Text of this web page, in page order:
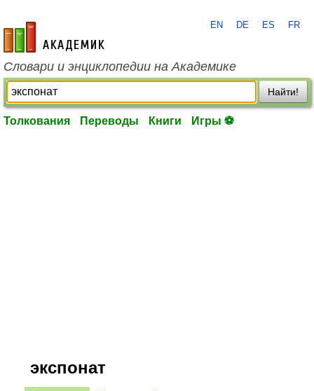
academic.ru
EN DE ES FR
Словари и энциклопедии на Академике
Найти!
Толкования Переводы Книги Игры ⚽
экспонат